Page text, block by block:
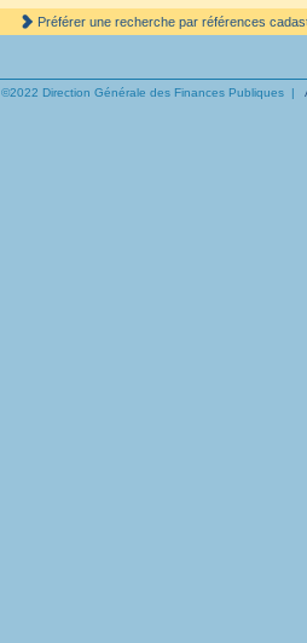
Préférer une recherche par références
©2022 Direction Générale des Finances Publiques |